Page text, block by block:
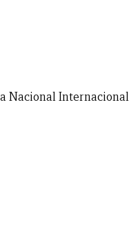
NacionalInternacional